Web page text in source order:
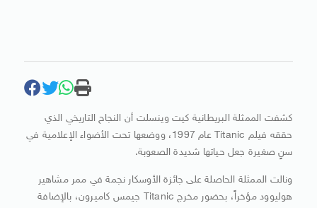
كشفت الممثلة البريطانية كيت وينسلت أن النجاح التاريخي الذي
حققه فيلم Titanic عام 1997، ووضعها تحت الأضواء الإعلامية في
سنٍ صغيرة جعل حياتها شديدة الصعوبة.
ونالت الممثلة الحاصلة على جائزة الأوسكار نجمة في ممر مشاهير
هوليوود مؤخراً، بحضور مخرج Titanic جيمس كاميرون، بالإضافة